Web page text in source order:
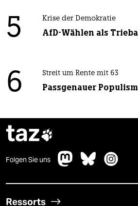
5 Krise der Demokratie
AfD-Wählen als
6 Streit um Rente mit 63
Passgenauer
taz
Folgen Sie uns
Ressorts